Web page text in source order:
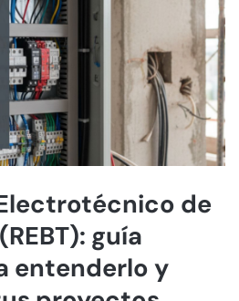
de
guía
entenderlo y